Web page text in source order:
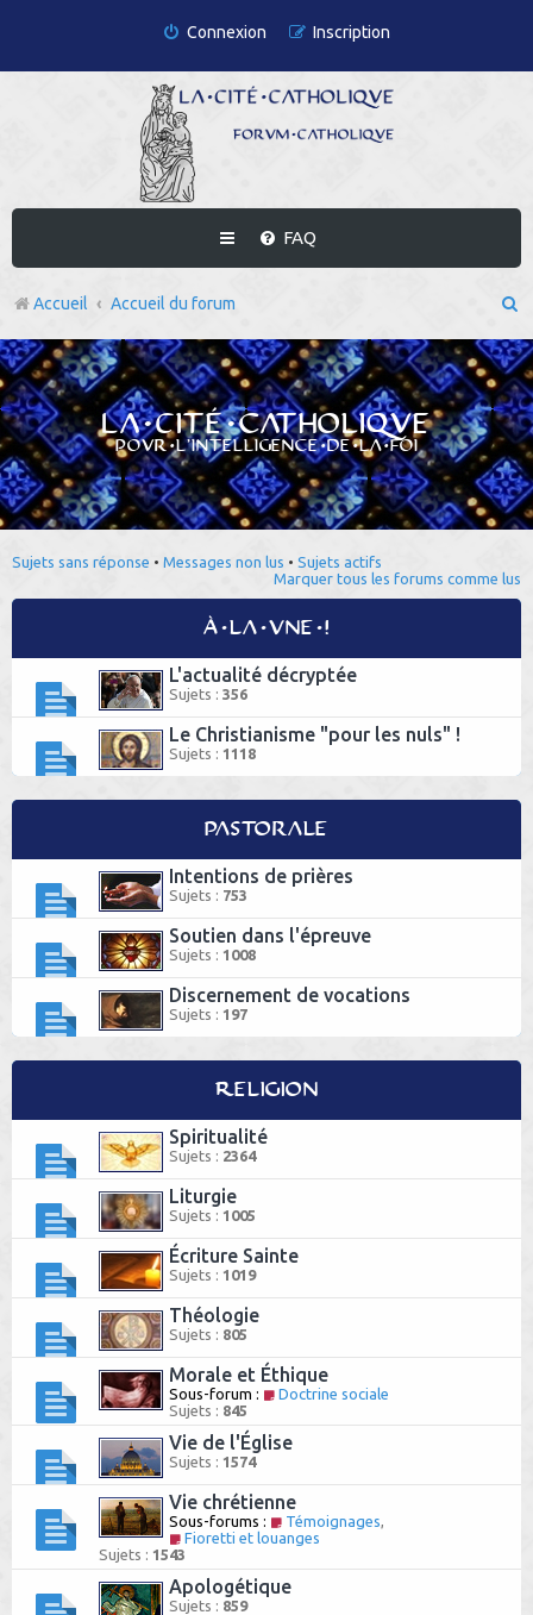
Connexion Inscription
FAQ
Accueil Accueil du forum
e
c
h
e
r
c
La Cité catholique
Pour l'intelligence de la foi
Sujets sans réponse • Messages non lus • Sujets actifs
Marquer tous les forums comme lus
À la une !
L'actualité décryptée
Sujets : 356
Le Christianisme "pour les nuls" !
Sujets : 1118
Pastorale
Intentions de prières
Sujets : 753
Soutien dans l'épreuve
Sujets : 1008
Discernement de vocations
Sujets : 197
Religion
Spiritualité
Sujets : 2364
Liturgie
Sujets : 1005
Écriture Sainte
Sujets : 1019
Théologie
Sujets : 805
Morale et Éthique
Sous-forum :
Doctrine sociale
Sujets : 845
Vie de l'Église
Sujets : 1574
Vie chrétienne
Sous-forums : Témoignages,
Fioretti et louanges
Sujets : 1543
Apologétique
Sujets : 859